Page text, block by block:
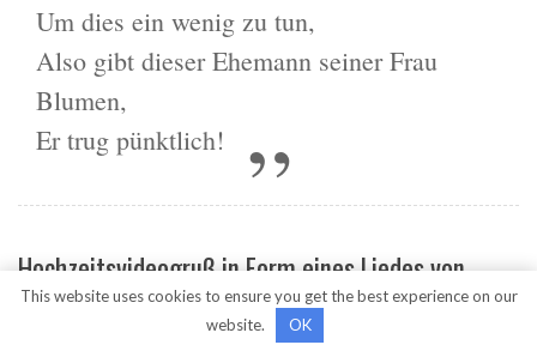
Um dies ein wenig zu tun,
Also gibt dieser Ehemann seiner Frau
Blumen,
Er trug pünktlich!
Hochzeitsvideogruß in Form eines Liedes von
einem Kind
This website uses cookies to ensure you get the best experience on our
website.
OK